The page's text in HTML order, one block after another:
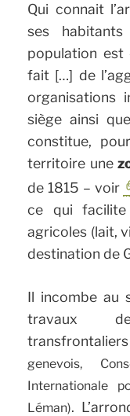
Qui connait
ses
population est
fait […] de
organisations
siège ainsi
constitue,
territoire une
de 1815 – voir
ce qui
agricoles (lait,
destination de
Il incombe au
travaux
genevois,
Internationale
Léman).